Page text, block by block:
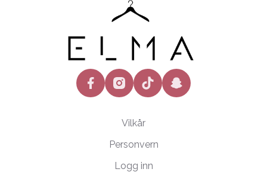
facebookinstagramtiktok snapchat
Vilkår
Personvern
Logg inn